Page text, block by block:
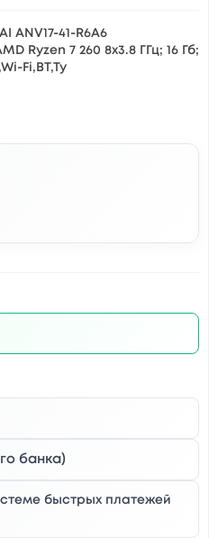
ANV17-41-R6A6
Ryzen 7 260 8x3.8 ГГц; 16 Гб;
Fi,BT,Ty
банка)
быстрых платежей